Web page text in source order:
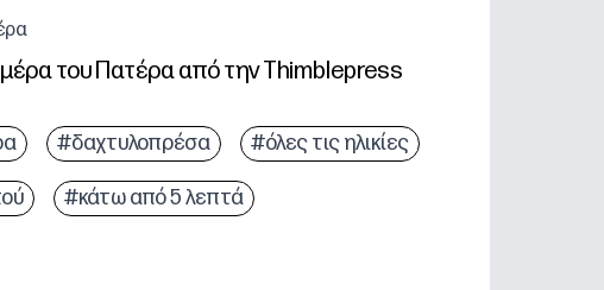
του Πατέρα από την Thimblepress
#δαχτυλοπρέσα #όλες τις ηλικίες
#κάτω από 5 λεπτά